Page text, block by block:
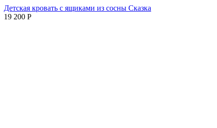
Детская кровать с ящиками из сосны Сказка
19 200 Р